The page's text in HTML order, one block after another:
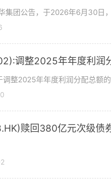
集团公告，于2026年6月30日
调整2025年年度利润
调整2025年年度利润分配总额
赎回380亿元次级债